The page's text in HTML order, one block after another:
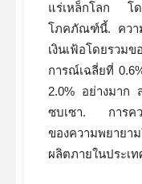
แร่เหล็กโลก โด
โภคภัณฑ์นี้. ควา
เงินเฟ้อโดยรวม
การณ์เฉลี่ยที่
2.0% อย่างมาก
ซบเซา. การคว
ของความพยายา
ผลิตภายในประเท